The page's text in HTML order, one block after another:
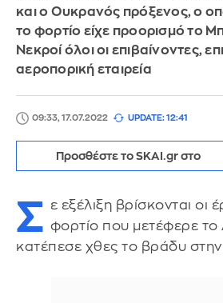
και ο Ουκρανός πρόξενος, ο
το φορτίο είχε προορισμό το
Νεκροί όλοι οι επιβαίνοντες,
αεροπορική εταιρεία
09:33, 17.07.2022 UPDATE: 12:41
Προσθέστε το SKAI.gr στο
Σ ε εξέλιξη βρίσκονται οι
φορτίο που μετέφερε
κατέπεσε χθες το βράδυ